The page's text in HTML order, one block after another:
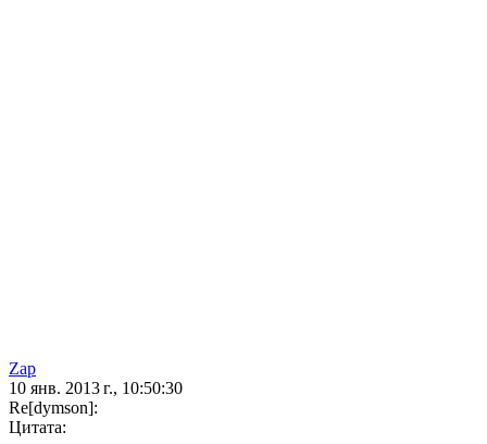
Zap
10 янв. 2013 г., 10:50:30
Re[dymson]:
Цитата: